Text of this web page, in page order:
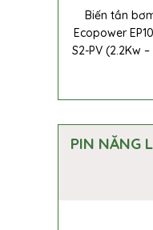
Biến tần
Ecopower
S2-PV (2.2Kw –
PIN NĂNG